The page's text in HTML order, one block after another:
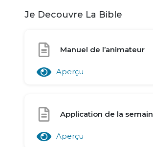
Je Decouvre La Bible
Manuel de l’animateur
Aperçu
Application de la
Aperçu